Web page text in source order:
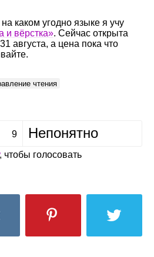
каком угодно языке я учу
и вёрстка». Сейчас открыта
августа, а цена пока что
чтения
9 Непонятно
чтобы голосовать